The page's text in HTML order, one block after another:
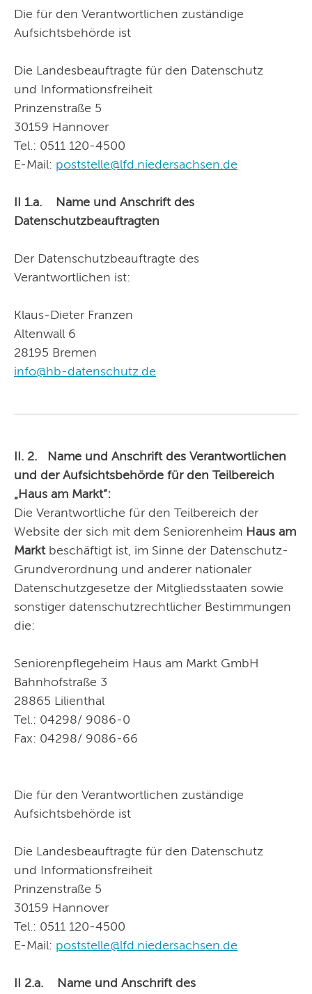
Die für den Verantwortlichen zuständige
Aufsichtsbehörde ist
Die Landesbeauftragte für den Datenschutz
und Informationsfreiheit
Prinzenstraße 5
30159 Hannover
Tel.: 0511 120-4500
E-Mail: poststelle@lfd.niedersachsen.de
II 1.a. Name und Anschrift des
Datenschutzbeauftragten
Der Datenschutzbeauftragte des
Verantwortlichen ist:
Klaus-Dieter Franzen
Altenwall 6
28195 Bremen
info@hb-datenschutz.de
II. 2. Name und Anschrift des Verantwortlichen
und der Aufsichtsbehörde für den Teilbereich
„Haus am Markt”:
Die Verantwortliche für den Teilbereich der
Website der sich mit dem Seniorenheim Haus am
Marktbeschäftigt ist, im Sinne der Datenschutz-
Grundverordnung und anderer nationaler
Datenschutzgesetze der Mitgliedsstaaten sowie
sonstiger datenschutzrechtlicher Bestimmungen
die:
Seniorenpflegeheim Haus am Markt GmbH
Bahnhofstraße 3
28865 Lilienthal
Tel.: 04298/ 9086-0
Fax: 04298/ 9086-66
Die für den Verantwortlichen zuständige
Aufsichtsbehörde ist
Die Landesbeauftragte für den Datenschutz
und Informationsfreiheit
Prinzenstraße 5
30159 Hannover
Tel.: 0511 120-4500
E-Mail: poststelle@lfd.niedersachsen.de
II 2.a. Name und Anschrift des